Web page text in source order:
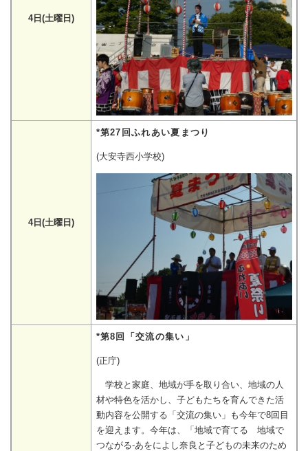
4日(土曜日)
4日(土曜日)
*第27回ふれあい夏まつり
(大安寺西小学校)
*第8回「交流の集い」
(正庁)
学校と家庭、地域が手を取り合い、地域の人
材や特色を活かし、子どもたちを育んできた活
動内容を公開する「交流の集い」も今年で8回目
を迎えます。今年は、「地域で育てる 地域で
つながる-あをによし奈良と子どもの未来のため